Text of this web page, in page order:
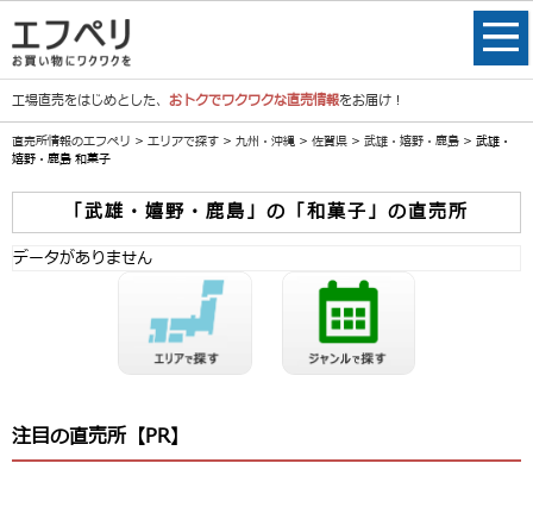
工場直売をはじめとした、 おトクでワクワクな直売情報をお届け！
直売所情報のエフペリ > エリアで探す > 九州・沖縄 > 佐賀県 > 武雄・嬉野・鹿島 > 武雄・
嬉野・鹿島 和菓子
「武雄・嬉野・鹿島」の「和菓子」の直売所
データがありません
注目の直売所【PR】